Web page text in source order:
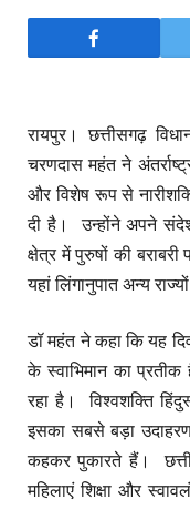
रायपुर। छत्तीसगढ़
चरणदास महंत ने
और विशेष रूप से
दी है। उन्होंने अपने
क्षेत्र में पुरुषों की
यहां लिंगानुपात अन्य
डॉ महंत ने कहा कि यह
के स्वाभिमान का
रहा है। विश्वशक्ति
इसका सबसे बड़ा
कहकर पुकारते हैं।
महिलाएं शिक्षा और